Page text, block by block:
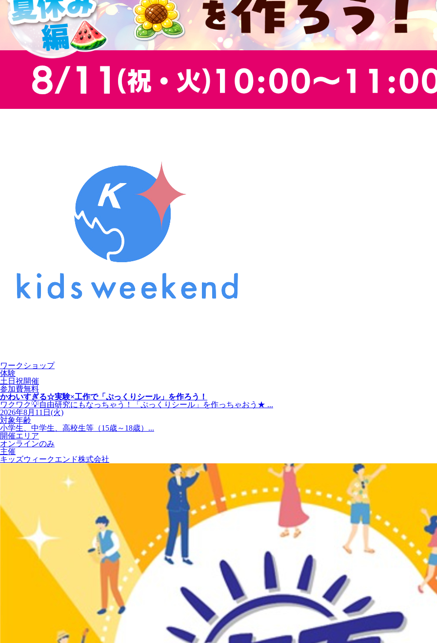
ワークショップ
体験
土日祝開催
参加費無料
かわいすぎる☆実験×工作で「ぷっくりシール」を作ろう！
ワクワク💡自由研究にもなっちゃう！「ぷっくりシール」を作っちゃおう★ ...
2026年8月11日(火)
対象年齢
小学生、中学生、高校生等（15歳～18歳）...
開催エリア
オンラインのみ
主催
キッズウィークエンド株式会社